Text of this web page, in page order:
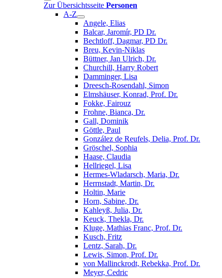
Zur Übersichtsseite Personen
A-Z
Angele, Elias
Balcar, Jaromír, PD Dr.
Bechtloff, Dagmar, PD Dr.
Breu, Kevin-Niklas
Büttner, Jan Ulrich, Dr.
Churchill, Harry Robert
Damminger, Lisa
Dreesch-Rosendahl, Simon
Elmshäuser, Konrad, Prof. Dr.
Fokke, Fairouz
Frohne, Bianca, Dr.
Gall, Dominik
Göttle, Paul
González de Reufels, Delia, Prof. Dr.
Gröschel, Sophia
Haase, Claudia
Hellriegel, Lisa
Hermes-Wladarsch, Maria, Dr.
Herrnstadt, Martin, Dr.
Holtin, Marie
Horn, Sabine, Dr.
Kahleyß, Julia, Dr.
Keuck, Thekla, Dr.
Kluge, Mathias Franc, Prof. Dr.
Kusch, Fritz
Lentz, Sarah, Dr.
Lewis, Simon, Prof. Dr.
von Mallinckrodt, Rebekka, Prof. Dr.
Meyer, Cedric